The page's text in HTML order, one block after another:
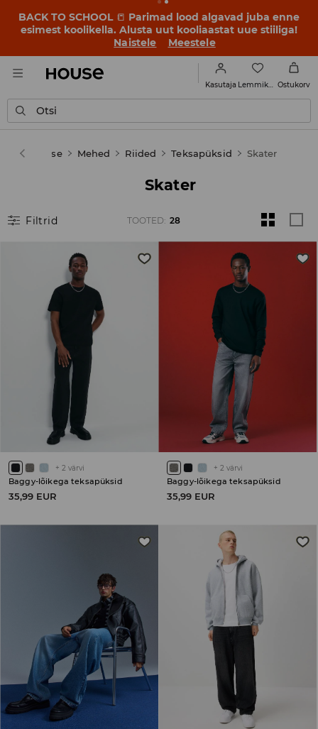
BACK TO SCHOOL 📒 Parimad lood algavad juba enne
esimest koolikella. Alusta uut kooliaastat uue stiiliga!
Naistele
Meestele
Kasutaja Ostukorv
Otsi
House Mehed Riided Teksapüksid Skater
Skater
Filtrid TOOTED: 28
+ 2 värvi
Baggy-lõikega teksapüksid
35,99 EUR
+ 2 värvi
Baggy-lõikega teksapüksid
35,99 EUR